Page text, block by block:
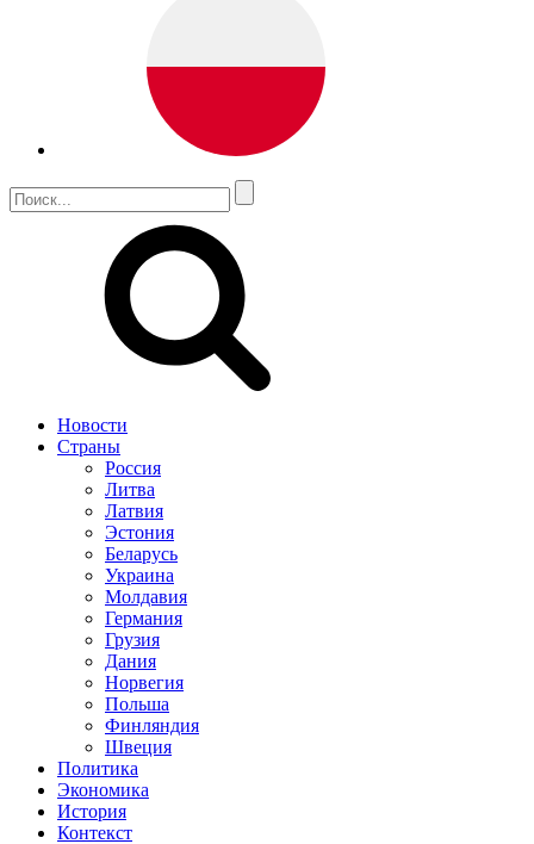
Новости
Страны
Россия
Литва
Латвия
Эстония
Беларусь
Украина
Молдавия
Германия
Грузия
Дания
Норвегия
Польша
Финляндия
Швеция
Политика
Экономика
История
Контекст